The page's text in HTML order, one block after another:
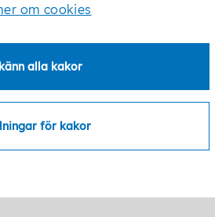
om cookies
alla kakor
för kakor